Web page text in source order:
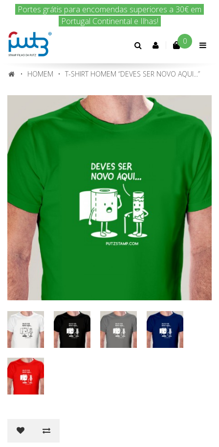
Encomenda hoje e nós enviamos amanhã!
Conta 0
HOMEM T-SHIRT HOMEM “DEVES SER NOVO AQUI...”